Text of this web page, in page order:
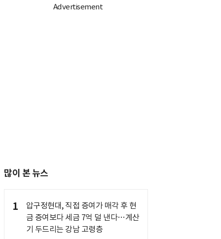
많이 본 뉴스
1
압구정현대, 직접 증여가 매각 후 현
금 증여보다 세금 7억 덜 낸다…계산
기 두드리는 강남 고령층